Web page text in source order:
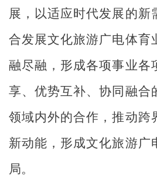
展，以适应时代发展的新
合发展文化旅游广电体育
融尽融 ，形成各项事业
享、优势互补、协同融合
领域内外的合作，推动跨
新动能，形成文化旅游广
局。